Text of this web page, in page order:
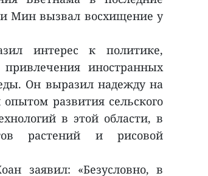
Мин вызвал восхищение у
интерес к политике,
иностранных
Он выразил надежду на
развития сельского
в этой области, в
растений и рисовой
заявил: «Безусловно, в